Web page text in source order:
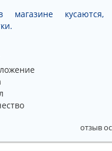
кусаются,
отзыв